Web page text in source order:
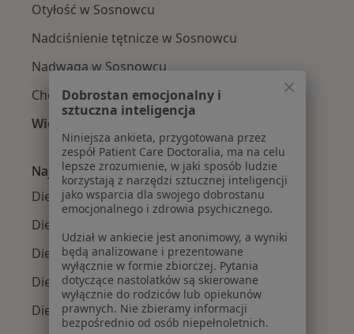
Otyłość w Sosnowcu
Nadciśnienie tętnicze w Sosnowcu
Nadwaga w Sosnowcu
Choroba Hashimoto w Sosnowcu
Więcej (15)
Więcej w kategorii: Najczęście leczone
Najpopularniejsze ubezpieczenia
Dietetycy z PZU Zdrowie w Sosnowcu
Dietetycy z Allianz w Sosnowcu
Dietetycy z Signal Iduna w Sosnowcu
Dietetycy z Enel-med w Sosnowcu
Dietetycy z TU Zdrowie w Sosnowcu
Dobrostan emocjonalny i
sztuczna inteligencja
Niniejsza ankieta, przygotowana przez
zespół Patient Care Doctoralia, ma na celu
lepsze zrozumienie, w jaki sposób ludzie
korzystają z narzędzi sztucznej inteligencji
jako wsparcia dla swojego dobrostanu
emocjonalnego i zdrowia psychicznego.
Udział w ankiecie jest anonimowy, a wyniki
będą analizowane i prezentowane
wyłącznie w formie zbiorczej. Pytania
dotyczące nastolatków są skierowane
wyłącznie do rodziców lub opiekunów
prawnych. Nie zbieramy informacji
bezpośrednio od osób niepełnoletnich.